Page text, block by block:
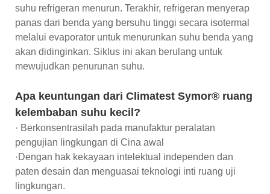
suhu refrigeran menurun. Terakhir, refrigeran menyerap
panas dari benda yang bersuhu tinggi secara isotermal
melalui evaporator untuk menurunkan suhu benda yang
akan didinginkan. Siklus ini akan berulang untuk
mewujudkan penurunan suhu.
Apa keuntungan dari Climatest Symor® ruang
kelembaban suhu kecil?
· Berkonsentrasilah pada manufaktur peralatan
pengujian lingkungan di Cina awal
·Dengan hak kekayaan intelektual independen dan
paten desain dan menguasai teknologi inti ruang uji
lingkungan.